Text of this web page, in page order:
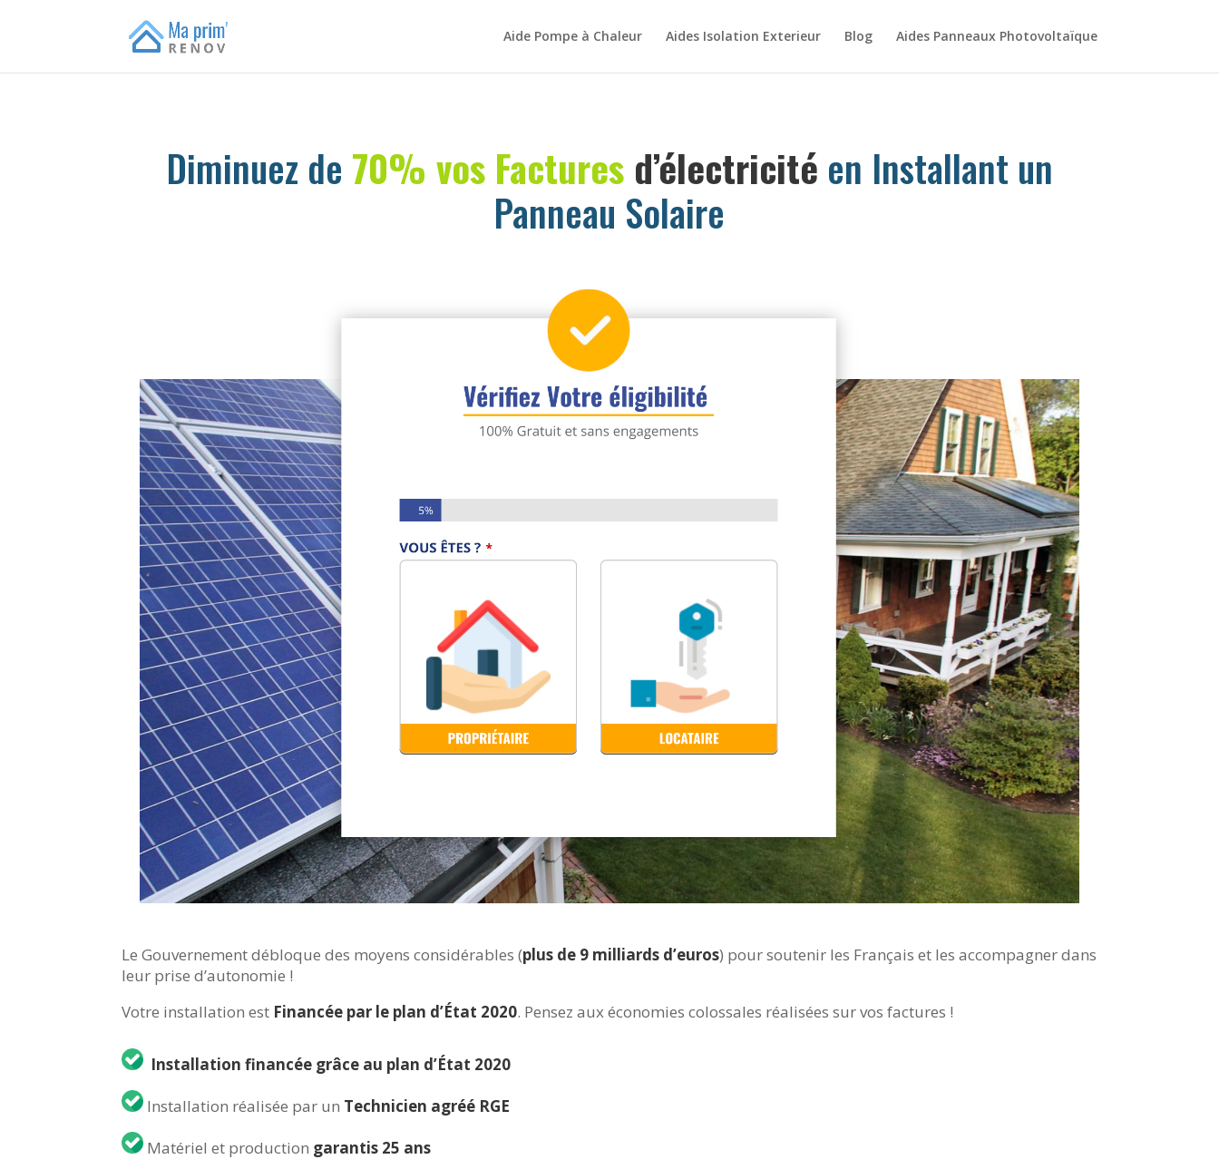
Aide Pompe à Chaleur Aides Isolation Exterieur Blog Aides Panneaux Photovoltaïque
Diminuez de 70% vos Factures d’électricité en Installant un
Panneau Solaire
Le Gouvernement débloque des moyens considérables (plus de 9 milliards d’euros) pour soutenir les Français et les accompagner dans
leur prise d’autonomie !
Votre installation est Financée par le plan d’État 2020. Pensez aux économies colossales réalisées sur vos factures !
Installation financée grâce au plan d’État 2020
Installation réalisée par un Technicien agréé RGE
Matériel et production garantis 25 ans